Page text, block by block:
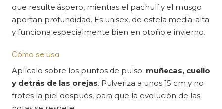
que resulte áspero, mientras el pachulí y el musgo
aportan profundidad. Es unisex, de estela media-alta
y funciona especialmente bien en otoño e invierno.
Cómo se usa
Aplícalo sobre los puntos de pulso: muñecas, cuello
y detrás de las orejas. Pulveriza a unos 15 cm y no
frotes la piel después, para que la evolución de las